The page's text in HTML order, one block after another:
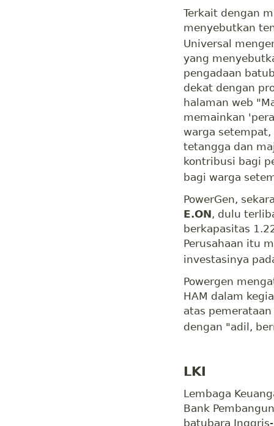
Terkait dengan
menyebutkan
Universal
yang
pengadaan
dekat dengan
halaman web
memainkan
warga
tetangga dan
kontribusi bagi
bagi warga
PowerGen,
E.ON, dulu
berkapasitas
Perusahaan itu
investasinya
Powergen
HAM dalam
atas
dengan "adil,
LKI
Lembaga
Bank
batubara